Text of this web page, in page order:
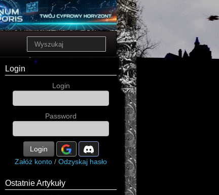
baśniobór fantastyka adept fantasy
Login
Login
Password
Login
Załóż konto / Odzyskaj hasło
Ostatnie Artykuły